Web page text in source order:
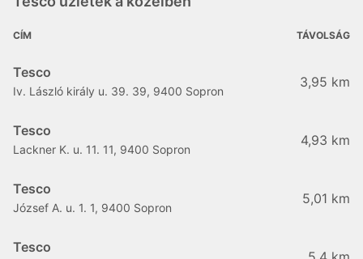
CÍM TÁVOLSÁG
Tesco
Iv. László király u. 39. 39, 9400 Sopron
3,95 km
Tesco
Lackner K. u. 11. 11, 9400 Sopron
4,93 km
Tesco
József A. u. 1. 1, 9400 Sopron
5,01 km
Tesco